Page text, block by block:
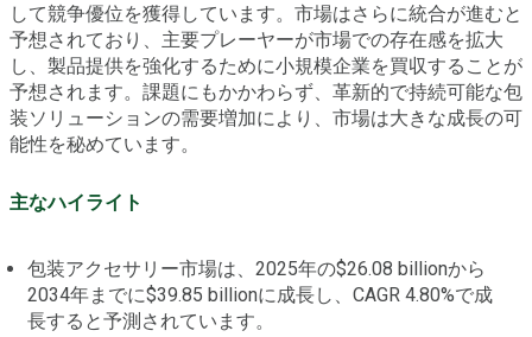
して競争優位を獲得しています。市場はさらに統合が進むと
予想されており、主要プレーヤーが市場での存在感を拡大
し、製品提供を強化するために小規模企業を買収することが
予想されます。課題にもかかわらず、革新的で持続可能な包
装ソリューションの需要増加により、市場は大きな成長の可
能性を秘めています。
主なハイライト
包装アクセサリー市場は、2025年の$26.08 billionから
2034年までに$39.85 billionに成長し、CAGR 4.80%で成
長すると予測されています。